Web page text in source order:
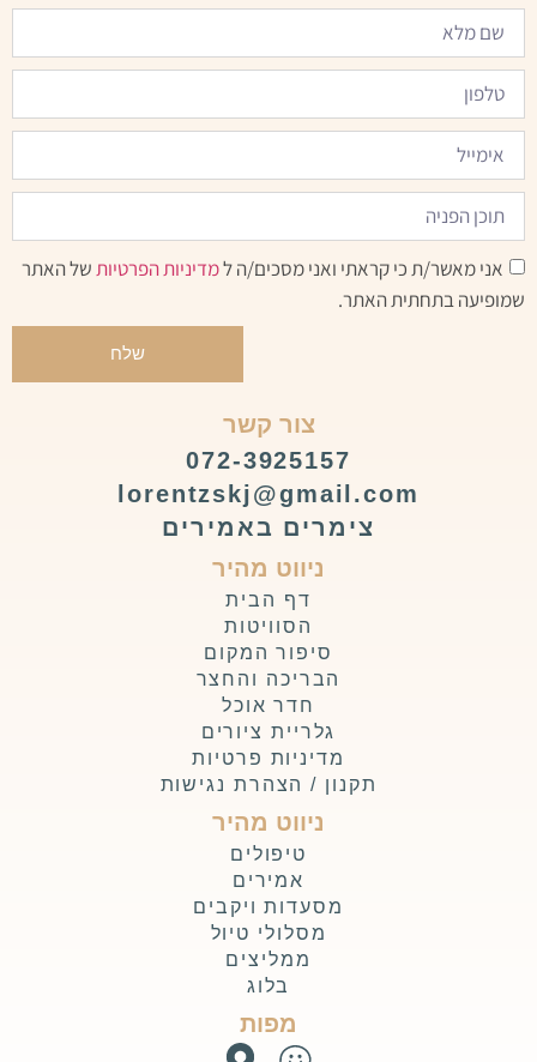
אני מאשר/ת כי קראתי ואני מסכים/ה למדיניות הפרטיותשל האתר
שמופיעה בתחתית האתר.
שלח
צור קשר
072-3925157
lorentzskj@gmail.com
צימרים באמירים
ניווט מהיר
דף הבית
הסוויטות
סיפור המקום
הבריכה והחצר
חדר אוכל
גלריית ציורים
מדיניות פרטיות
תקנון / הצהרת נגישות
ניווט מהיר
טיפולים
אמירים
מסעדות ויקבים
מסלולי טיול
ממליצים
בלוג
מפות